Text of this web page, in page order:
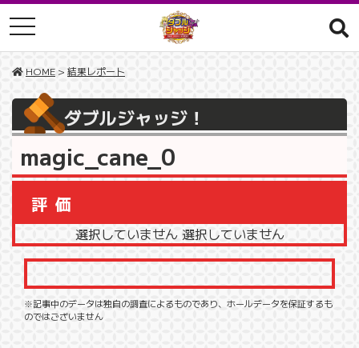
toggle navigation
HOME > 結果レポート
ダブルジャッジ！
magic_cane_0
評価
選択していません 選択していません
※記事中のデータは独自の調査によるものであり、ホールデータを保証するも
のではございません